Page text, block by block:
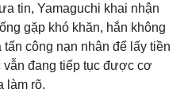
tin, Yamaguchi khai nhận
gặp khó khăn, hắn không
công nạn nhân để lấy tiền
vẫn đang tiếp tục được cơ
làm rõ.